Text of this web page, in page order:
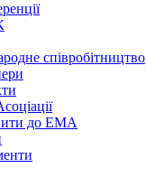
співробітництво
до ЕМА